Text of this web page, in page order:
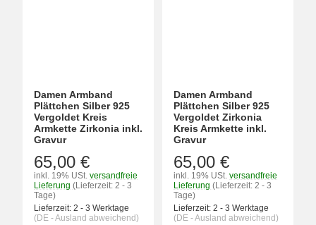
Damen Armband
Plättchen Silber 925
Vergoldet Kreis
Armkette Zirkonia inkl.
Gravur
65,00 €
inkl. 19% USt. versandfreie
Lieferung (Lieferzeit: 2 - 3
Tage)
Lieferzeit: 2 - 3 Werktage
(DE - Ausland abweichend)
Damen Armband
Plättchen Silber 925
Vergoldet Zirkonia
Kreis Armkette inkl.
Gravur
65,00 €
inkl. 19% USt. versandfreie
Lieferung (Lieferzeit: 2 - 3
Tage)
Lieferzeit: 2 - 3 Werktage
(DE - Ausland abweichend)